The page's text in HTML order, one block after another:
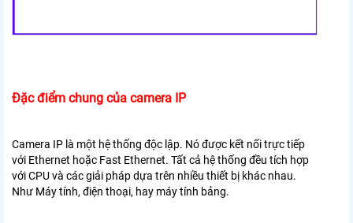
Đặc điểm chung của camera IP
Camera IP là một hệ thống độc lập. Nó được kết nối trực tiếp
với Ethernet hoặc Fast Ethernet. Tất cả hệ thống đều tích hợp
với CPU và các giải pháp dựa trên nhiều thiết bị khác nhau.
Như Máy tính, điện thoại, hay máy tính bảng.